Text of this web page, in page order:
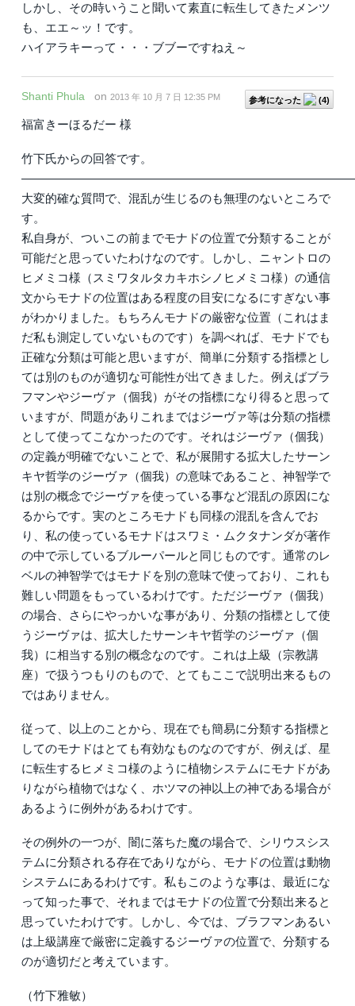
しかし、その時いうこと聞いて素直に転生してきたメンツ
も、エエ～ッ！です。
ハイアラキーって・・・ブブーですねえ～
参考になった (4)
Shanti Phula on 2013 年 10 月 7 日 12:35 PM
福富きーほるだー 様
竹下氏からの回答です。
大変的確な質問で、混乱が生じるのも無理のないところで
す。
私自身が、ついこの前までモナドの位置で分類することが
可能だと思っていたわけなのです。しかし、ニャントロの
ヒメミコ様（スミワタルタカキホシノヒメミコ様）の通信
文からモナドの位置はある程度の目安になるにすぎない事
がわかりました。もちろんモナドの厳密な位置（これはま
だ私も測定していないものです）を調べれば、モナドでも
正確な分類は可能と思いますが、簡単に分類する指標とし
ては別のものが適切な可能性が出てきました。例えばブラ
フマンやジーヴァ（個我）がその指標になり得ると思って
いますが、問題がありこれまではジーヴァ等は分類の指標
として使ってこなかったのです。それはジーヴァ（個我）
の定義が明確でないことで、私が展開する拡大したサーン
キヤ哲学のジーヴァ（個我）の意味であること、神智学で
は別の概念でジーヴァを使っている事など混乱の原因にな
るからです。実のところモナドも同様の混乱を含んでお
り、私の使っているモナドはスワミ・ムクタナンダが著作
の中で示しているブルーパールと同じものです。通常のレ
ベルの神智学ではモナドを別の意味で使っており、これも
難しい問題をもっているわけです。ただジーヴァ（個我）
の場合、さらにやっかいな事があり、分類の指標として使
うジーヴァは、拡大したサーンキヤ哲学のジーヴァ（個
我）に相当する別の概念なのです。これは上級（宗教講
座）で扱うつもりのもので、とてもここで説明出来るもの
ではありません。
従って、以上のことから、現在でも簡易に分類する指標と
してのモナドはとても有効なものなのですが、例えば、星
に転生するヒメミコ様のように植物システムにモナドがあ
りながら植物ではなく、ホツマの神以上の神である場合が
あるように例外があるわけです。
その例外の一つが、闇に落ちた魔の場合で、シリウスシス
テムに分類される存在でありながら、モナドの位置は動物
システムにあるわけです。私もこのような事は、最近にな
って知った事で、それまではモナドの位置で分類出来ると
思っていたわけです。しかし、今では、ブラフマンあるい
は上級講座で厳密に定義するジーヴァの位置で、分類する
のが適切だと考えています。
（竹下雅敏）